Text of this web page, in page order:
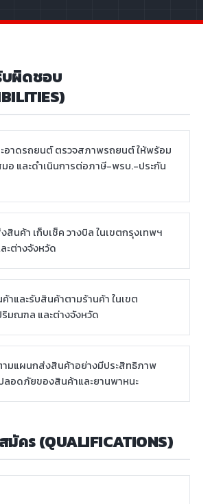
บผิดชอบ
อาดรถยนต์ ตรวจสภาพรถยนต์ ให้พร้อม
มอ และดำเนินการต่อภาษี-พรบ.-ประกัน
นค้า เก็บเช็ค วางบิล ในเขตกรุงเทพฯ
ต่างจังหวัด
าและรับสินค้าตามร้านค้า ในเขต
มณฑล และต่างจังหวัด
มแผนกส่งสินค้าอย่างมีประสิทธิภาพ
ลอดภัยของสินค้าและยานพาหนะ
ร (QUALIFICATIONS)